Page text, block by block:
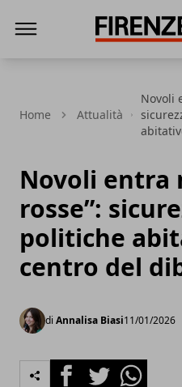
Home Attualità
Novoli
Novoli entra
rosse”:
politiche
centro del
di Annalisa Biasi11/01/2026
FacebookTwitterWhatsapp